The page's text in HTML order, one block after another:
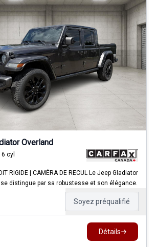
Overland
6 cyl
RIGIDE | CAMÉRA DE RECUL Le Jeep Gladiator
distingue par sa robustesse et son élégance.
Soyez préqualifié
Détails